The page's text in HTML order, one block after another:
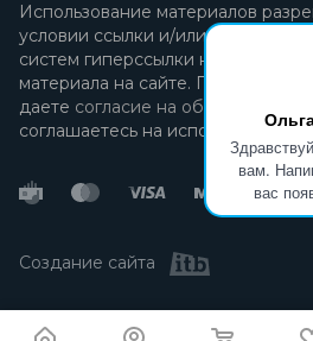
вам.
вас
Использование материалов
условии ссылки и/или прямой
систем гиперссылки на
материала на сайте. Продолжая
даете согласие на обработку
соглашаетесь на использование
Создание сайта